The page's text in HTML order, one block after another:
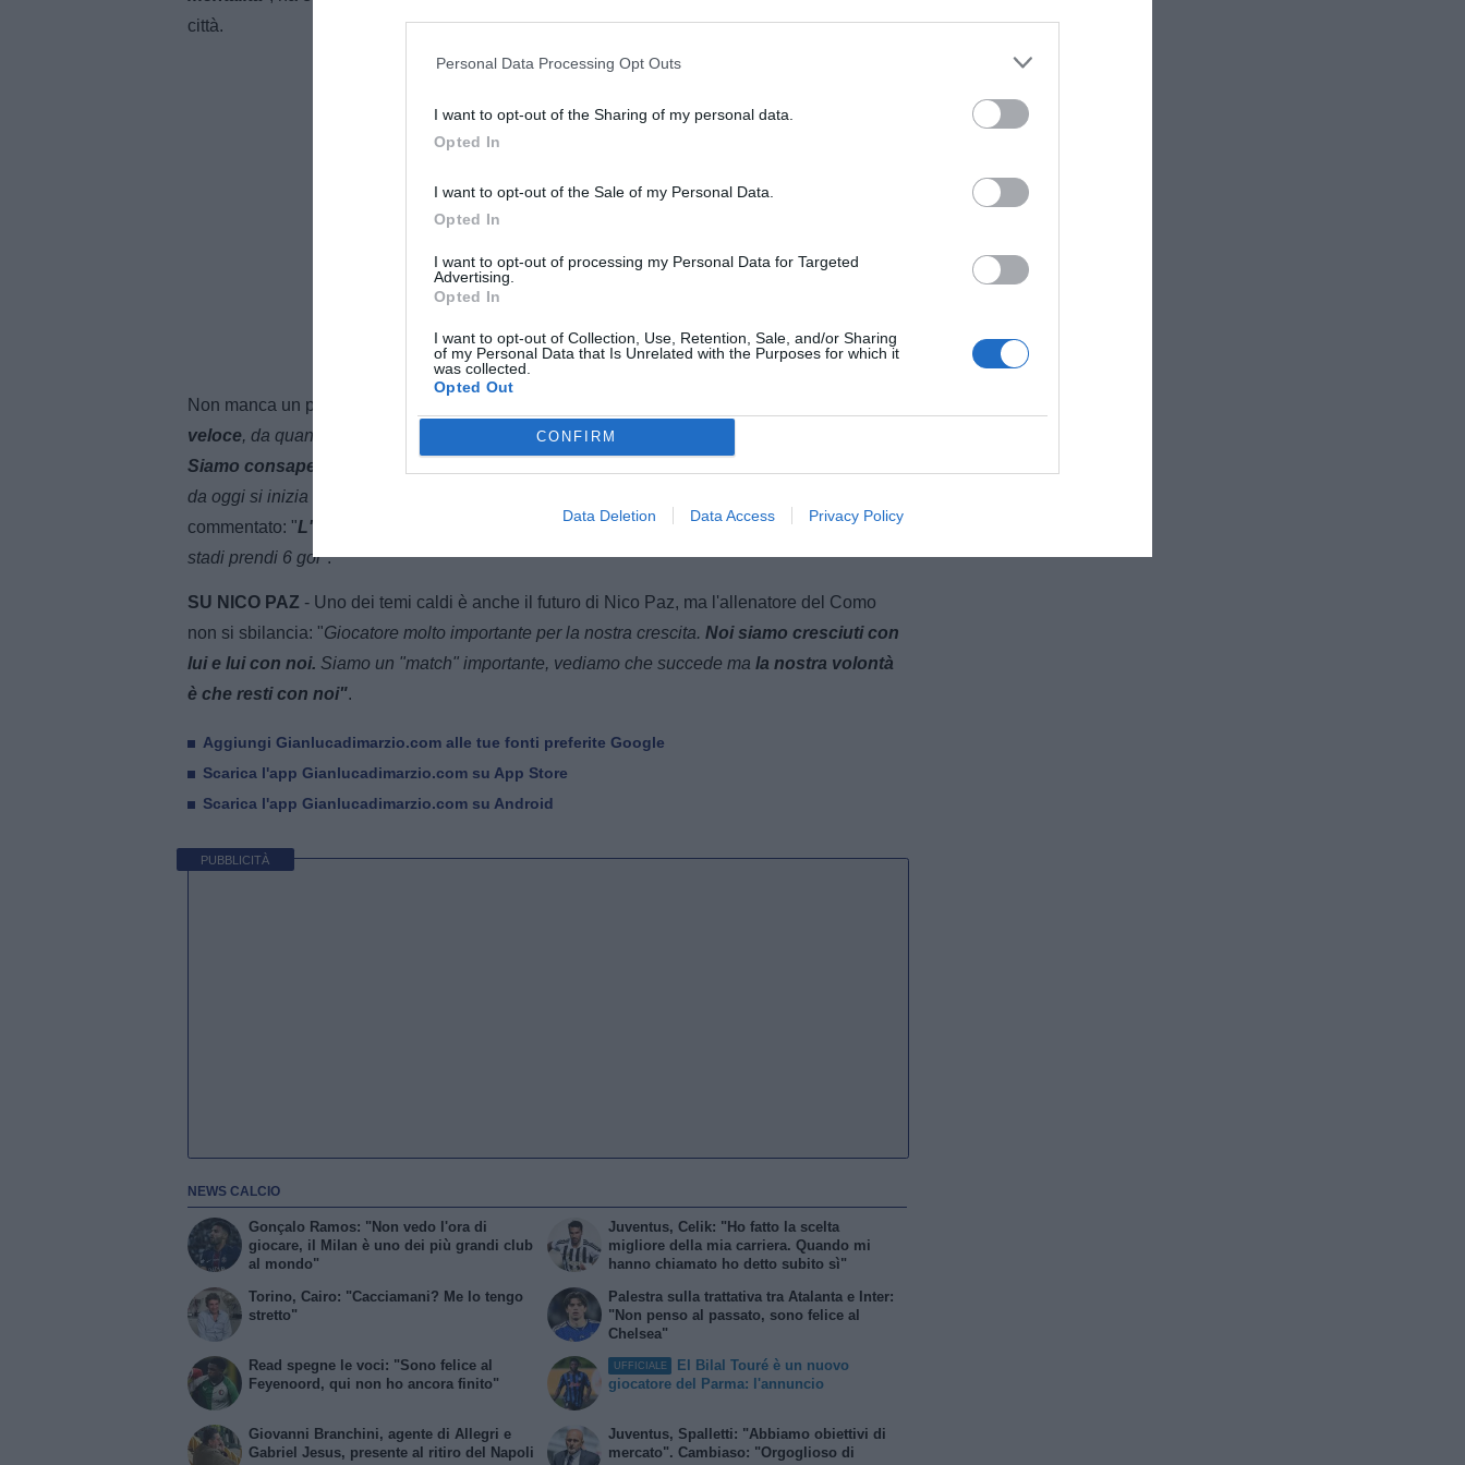
Personal Data Processing Opt Outs
I want to opt-out of the Sharing of my personal data.
Opted In
I want to opt-out of the Sale of my Personal Data.
Opted In
I want to opt-out of processing my Personal Data for Targeted
Advertising.
Opted In
I want to opt-out of Collection, Use, Retention, Sale, and/or Sharing
of my Personal Data that Is Unrelated with the Purposes for which it
was collected.
Opted Out
CONFIRM
Data Deletion Data Access Privacy Policy
città.
Non manca un passaggio sulla stagione: "
veloce, da quando abbiamo iniziato sono due anni e mezzo che spingiamo le aspettative.
Siamo consapevoli di quello che siamo,
da oggi si inizia a preparare una stagione dura e diversa
commentato: "L'esigenza della Champions League è alta,se non sei preparato in certi
stadi prendi 6 gol".
SU NICO PAZ - Uno dei temi caldi è anche il futuro di Nico Paz, ma l'allenatore del Como
non si sbilancia: "Giocatore molto importante per la nostra crescita. Noi siamo cresciuti con
lui e lui con noi. Siamo un "match" importante, vediamo che succede ma la nostra volontà
è che resti con noi".
Aggiungi Gianlucadimarzio.com alle tue fonti preferite Google
Scarica l'app Gianlucadimarzio.com su App Store
Scarica l'app Gianlucadimarzio.com su Android
PUBBLICITÀ
NEWS CALCIO
Gonçalo Ramos: "Non vedo l'ora di
giocare, il Milan è uno dei più grandi club
al mondo"
Torino, Cairo: "Cacciamani? Me lo tengo
stretto"
Juventus, Celik: "Ho fatto la scelta
migliore della mia carriera. Quando mi
hanno chiamato ho detto subito sì"
Palestra sulla trattativa tra Atalanta e Inter:
"Non penso al passato, sono felice al
Chelsea"
Read spegne le voci: "Sono felice al
Feyenoord, qui non ho ancora finito"
Giovanni Branchini, agente di Allegri e
Gabriel Jesus, presente al ritiro del Napoli
UFFICIALE
El Bilal Touré è un nuovo
giocatore del Parma: l'annuncio
Juventus, Spalletti: "Abbiamo obiettivi di
mercato". Cambiaso: "Orgoglioso di